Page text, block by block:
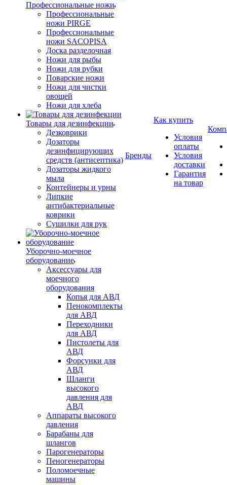
Профессиональные ножи
Профессиональные
ножи PIRGE
Профессиональные
ножи SACOPISA
Доска разделочная
Ножи для рыбы
Ножи для рубки
Поварские ножи
Ножи для чистки
овощей
Ножи для хлеба
Товары для дезинфекции
Дезковрики
Дозаторы
дезинфицирующих
средств (антисептика)
Дозаторы жидкого
мыла
Контейнеры и урны
Липкие
антибактериальные
коврики
Сушилки для рук
Уборочно-моечное
оборудование
Аксессуары для
моечного
оборудования
Копья для АВД
Пенокомплекты
для АВД
Переходники
для АВД
Пистолеты для
АВД
Форсунки для
АВД
Шланги
высокого
давления для
АВД
Аппараты высокого
давления
Барабаны для
шлангов
Парогенераторы
Пеногенераторы
Поломоечные
машины
Бренды
Как купить
Условия
оплаты
Условия
доставки
Гарантия
на товар